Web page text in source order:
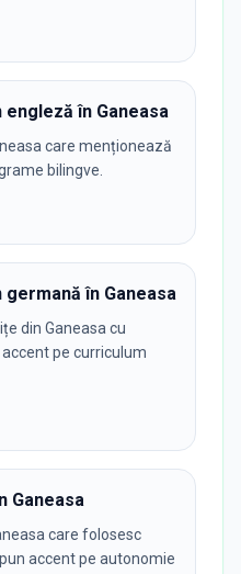
în Ganeasa
care menționează
bilingve.
în Ganeasa
din Ganeasa cu
pe curriculum
Ganeasa
care folosesc
accent pe autonomie